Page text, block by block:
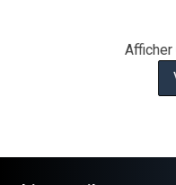
Afficher